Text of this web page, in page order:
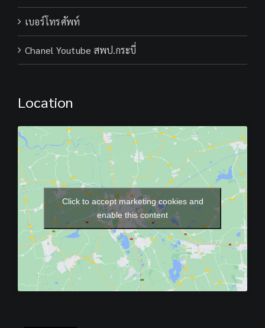
เบอร์โทรศัพท์
Chanel Youtube สพป.กระบี่
Location
Click to accept marketing cookies and
enable this content